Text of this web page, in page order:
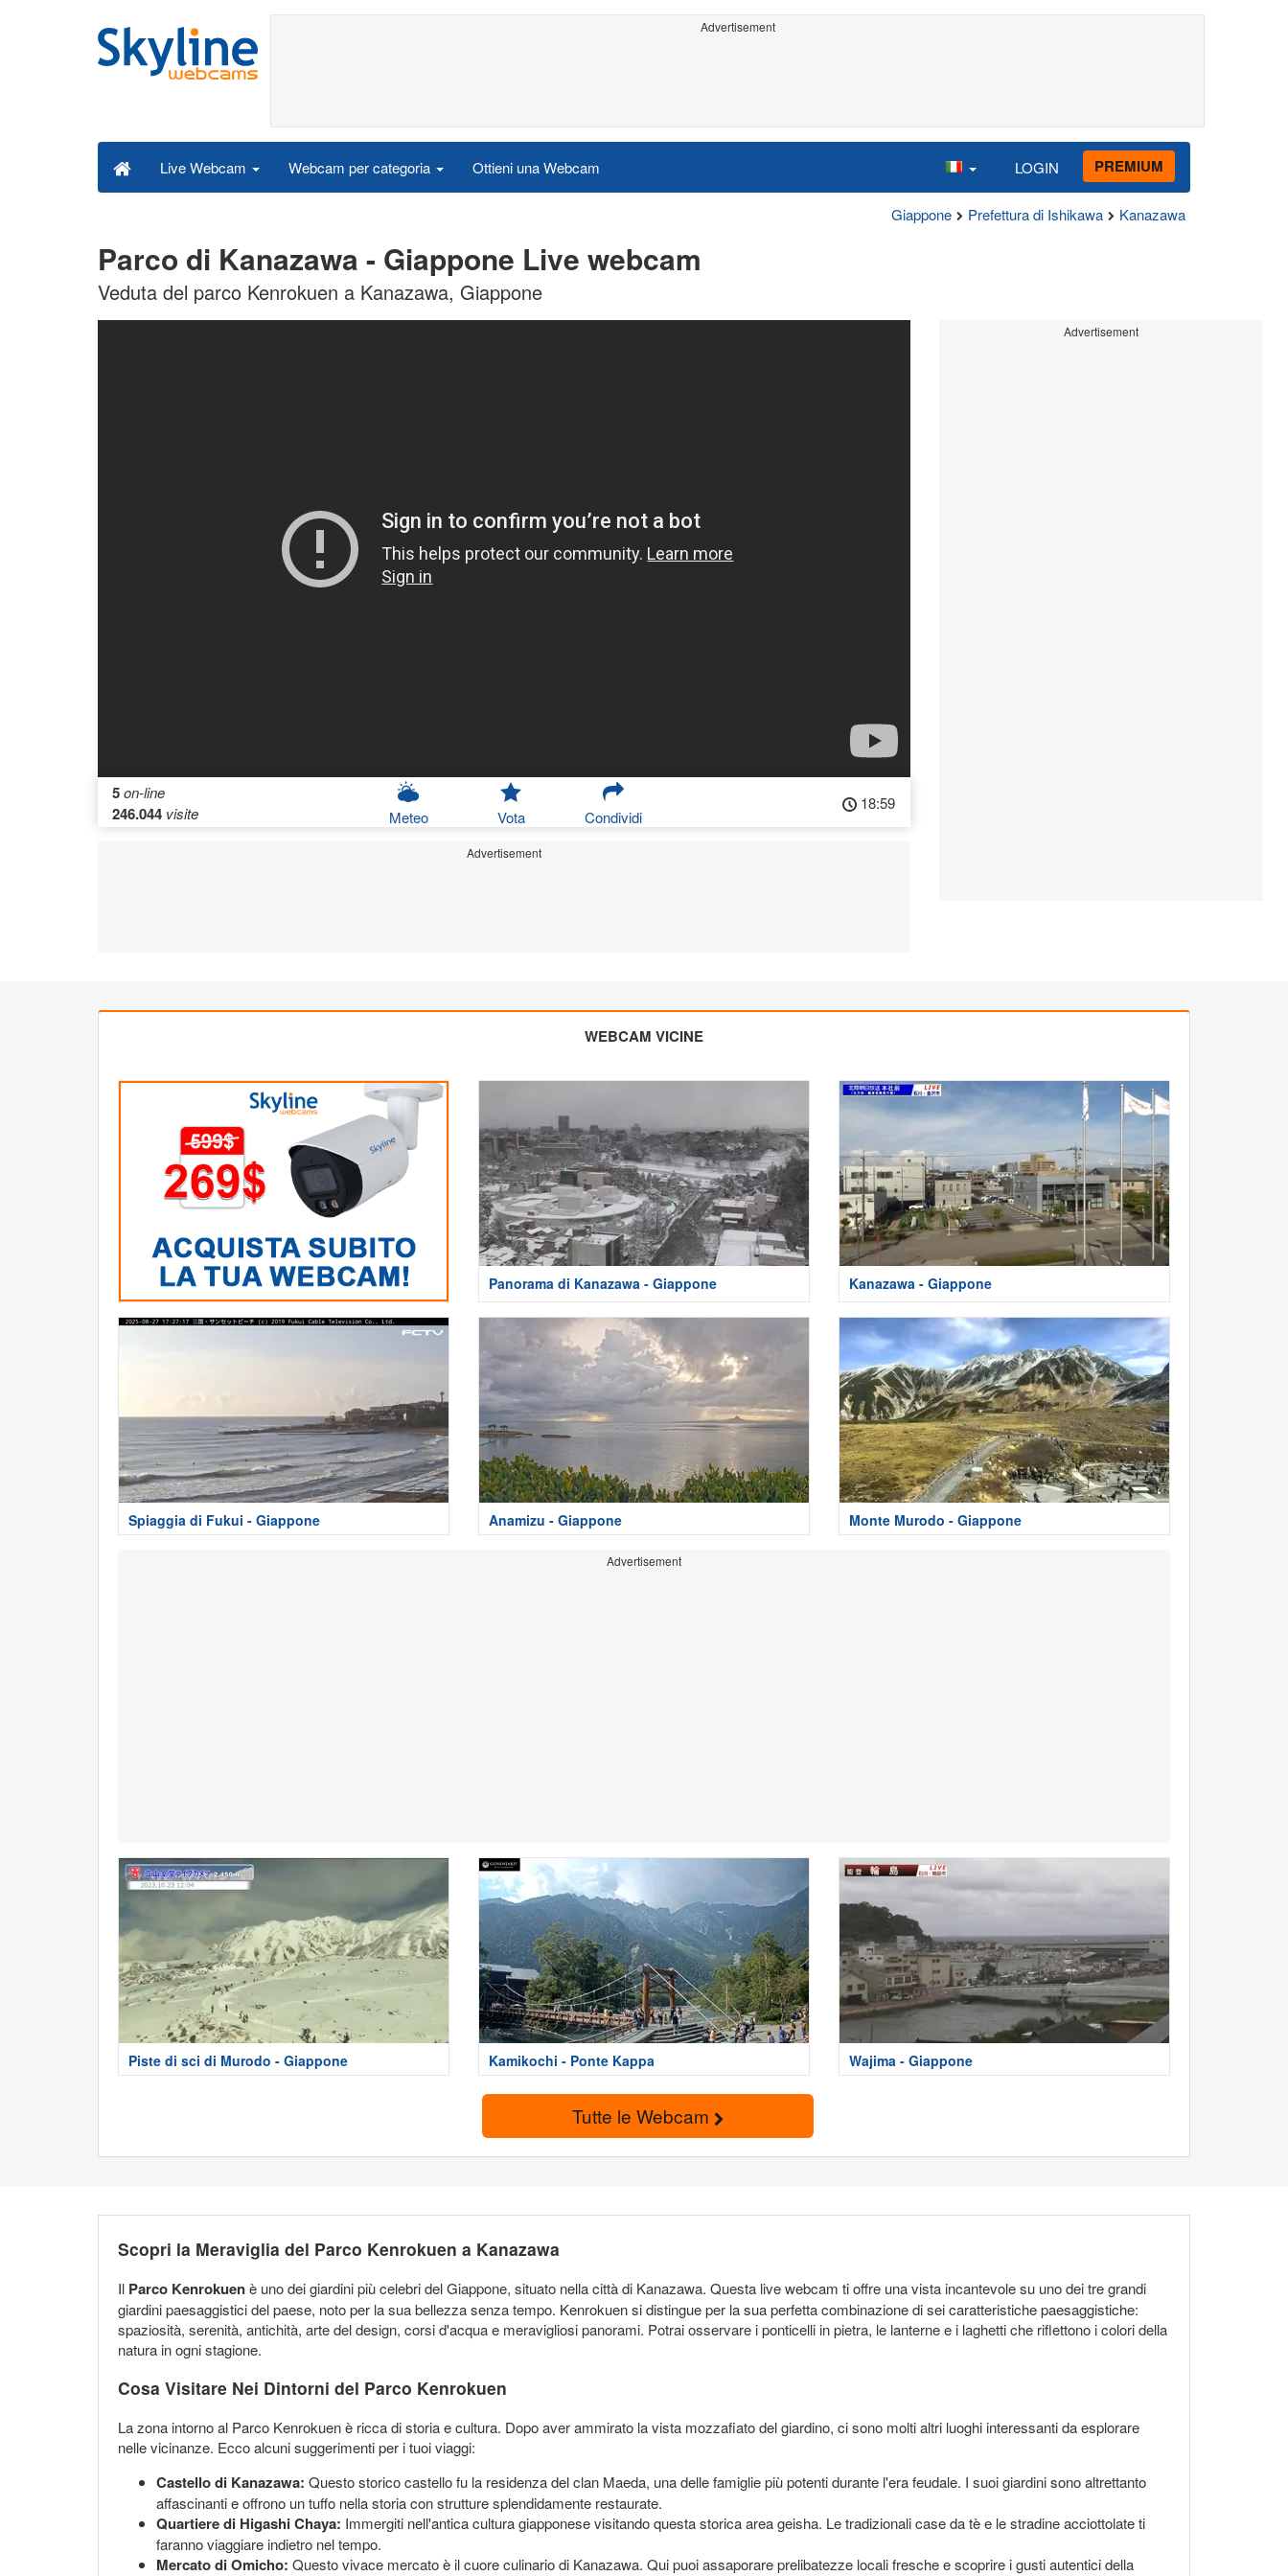
Advertisement
Live Webcam Webcam per categoria Ottieni una Webcam LOGIN PREMIUM
Giappone Prefettura di Ishikawa Kanazawa
Parco di Kanazawa - Giappone Live webcam
Veduta del parco Kenrokuen a Kanazawa, Giappone
5on-line
246.044 visite Meteo Vota Condividi
18:59
Advertisement
Advertisement
WEBCAM VICINE
Panorama di Kanazawa - Giappone Kanazawa - Giappone
Spiaggia di Fukui - Giappone Anamizu - Giappone Monte Murodo - Giappone
Advertisement
Piste di sci di Murodo - Giappone Kamikochi - Ponte Kappa Wajima - Giappone
Tutte le Webcam
Scopri la Meraviglia del Parco Kenrokuen a Kanazawa
Il Parco Kenrokuenè uno dei giardini più celebri del Giappone, situato nella città di Kanazawa. Questa live webcam ti offre una vista incantevole su uno dei tre grandi
giardini paesaggistici del paese, noto per la sua bellezza senza tempo. Kenrokuen si distingue per la sua perfetta combinazione di sei caratteristiche paesaggistiche:
spaziosità, serenità, antichità, arte del design, corsi d'acqua e meravigliosi panorami. Potrai osservare i ponticelli in pietra, le lanterne e i laghetti che riflettono i colori della
natura in ogni stagione.
Cosa Visitare Nei Dintorni del Parco Kenrokuen
La zona intorno al Parco Kenrokuen è ricca di storia e cultura. Dopo aver ammirato la vista mozzafiato del giardino, ci sono molti altri luoghi interessanti da esplorare
nelle vicinanze. Ecco alcuni suggerimenti per i tuoi viaggi:
Castello di Kanazawa: Questo storico castello fu la residenza del clan Maeda, una delle famiglie più potenti durante l'era feudale. I suoi giardini sono altrettanto
affascinanti e offrono un tuffo nella storia con strutture splendidamente restaurate.
Quartiere di Higashi Chaya: Immergiti nell'antica cultura giapponese visitando questa storica area geisha. Le tradizionali case da tè e le stradine acciottolate ti
faranno viaggiare indietro nel tempo.
Mercato di Omicho: Questo vivace mercato è il cuore culinario di Kanazawa. Qui puoi assaporare prelibatezze locali fresche e scoprire i gusti autentici della